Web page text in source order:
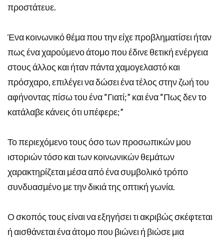
προστάτευε.
Ένα κοινωνικό θέμα που την είχε προβληματίσει ήταν
πως ένα χαρούμενο άτομο που έδινε θετική ενέργεια
στους άλλος και ήταν πάντα χαμογελαστό και
πρόσχαρο, επιλέγει να δώσει ένα τέλος στην ζωή του
αφήνοντας πίσω του ένα “Γιατί;” και ένα “Πως δεν το
κατάλαβε κάνεις ότι υπέφερε;”
Το περιεχόμενο τους όσο των προσωπικών μου
ιστοριών τόσο και των κοινωνικών θεμάτων
χαρακτηρίζεται μέσα από ένα συμβολικό τρόπο
συνδυασμένο με την δικιά της οπτική γωνία.
Ο σκοπός τους είναι να εξηγήσει τι ακριβώς σκέφτεται
ή αισθάνεται ένα άτομο που βιώνει ή βιώσε μια